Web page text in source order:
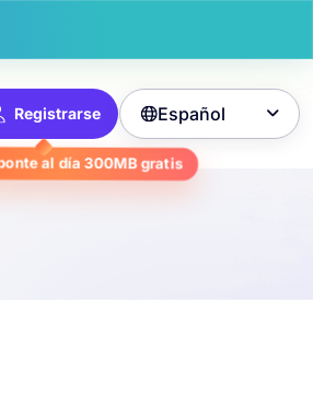
Registrarse
al día 300MBgratis
Español 